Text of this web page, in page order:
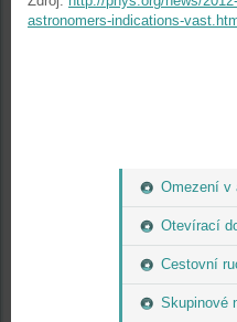
Omezení v
Otevírací
Cestovní
Skupinové
astronomers-indications-